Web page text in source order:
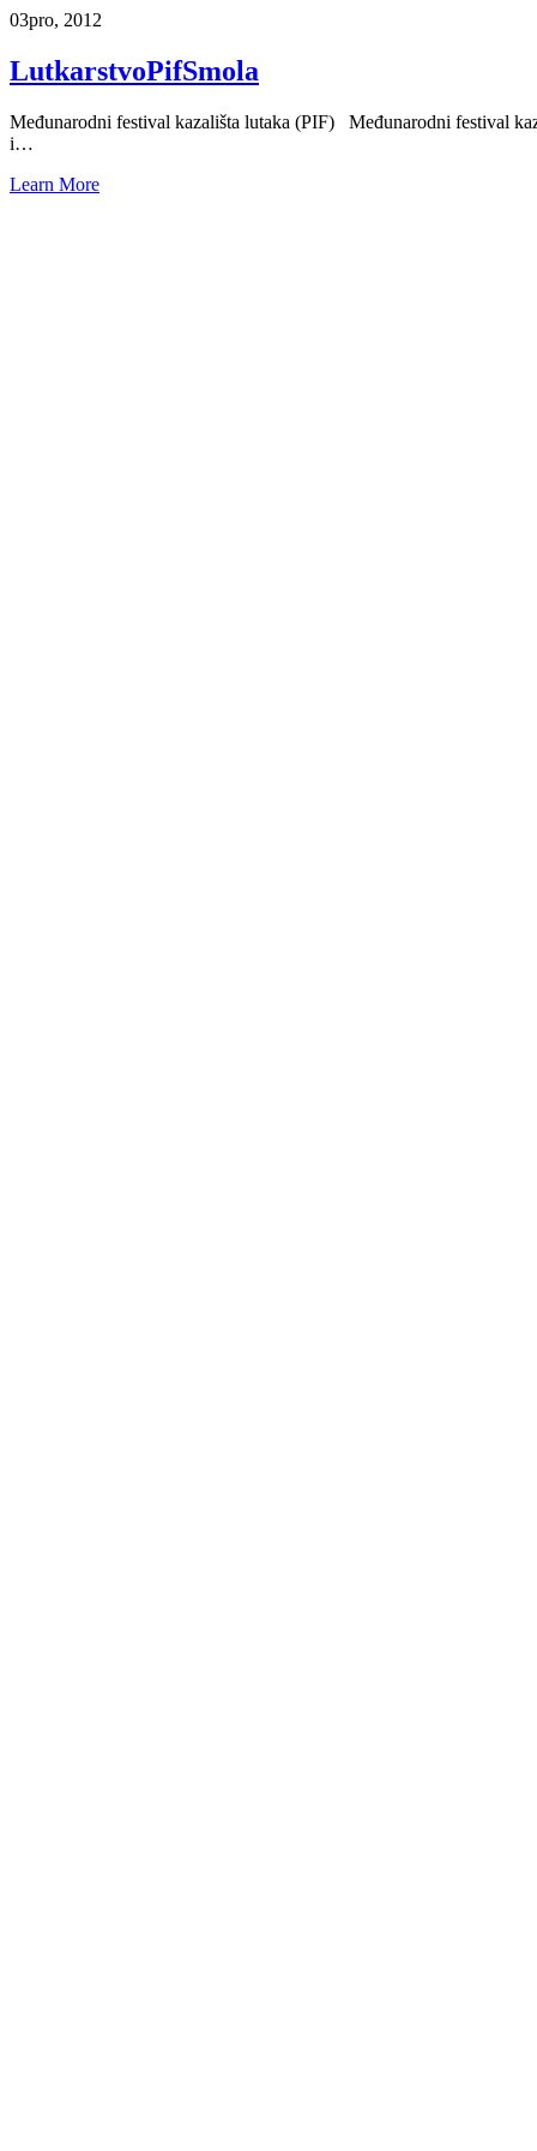
03pro, 2012
LutkarstvoPifSmola
Međunarodni festival kazališta lutaka (PIF) Međunarodni festival
i…
Learn More